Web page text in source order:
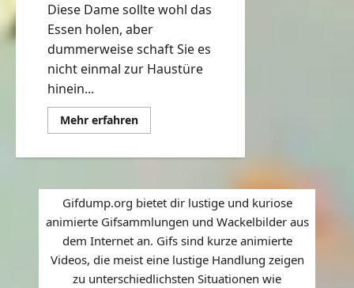
Diese Dame sollte wohl das
Essen holen, aber
dummerweise schaft Sie es
nicht einmal zur Haustüre
hinein...
Mehr erfahrenMehr
Informationen
das
Essen
geholt?
Gifdump.org bietet dir lustige und kuriose
animierte Gifsammlungen und Wackelbilder aus
dem Internet an. Gifs sind kurze animierte
Videos, die meist eine lustige Handlung zeigen
zu unterschiedlichsten Situationen wie